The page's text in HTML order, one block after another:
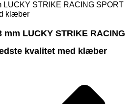
LUCKY STRIKE RACING SPORT
klæber
LUCKY STRIKE RACING
kvalitet med klæber